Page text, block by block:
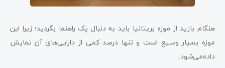
هنگام بازید از موزه بریتانیا باید به دنبال یک راهنما بگردید؛ زیرا این
موزه بسیار وسیع است و تنها درصد کمی از دارایی‌های آن نمایش
داده‌می‌شود.